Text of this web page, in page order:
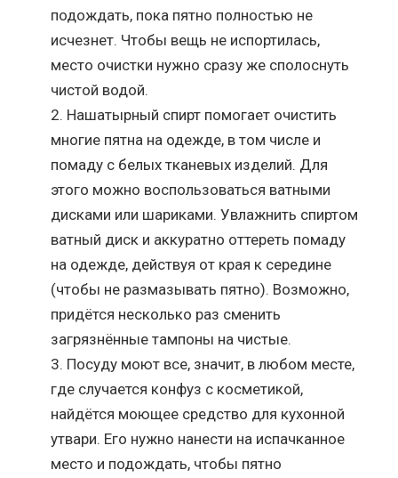
подождать, пока пятно полностью не
исчезнет. Чтобы вещь не испортилась,
место очистки нужно сразу же сполоснуть
чистой водой.
Нашатырный спирт помогает очистить
многие пятна на одежде, в том числе и
помаду с белых тканевых изделий. Для
этого можно воспользоваться ватными
дисками или шариками. Увлажнить спиртом
ватный диск и аккуратно оттереть помаду
на одежде, действуя от края к середине
(чтобы не размазывать пятно). Возможно,
придётся несколько раз сменить
загрязнённые тампоны на чистые.
Посуду моют все, значит, в любом месте,
где случается конфуз с косметикой,
найдётся моющее средство для кухонной
утвари. Его нужно нанести на испачканное
место и подождать, чтобы пятно